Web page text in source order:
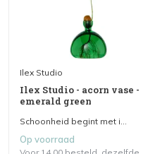
Ilex Studio
Ilex Studio - acorn vase -
emerald green
Schoonheid begint met i...
Op voorraad